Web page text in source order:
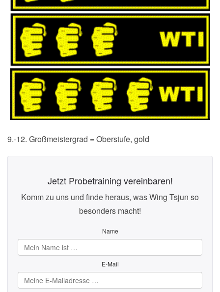
9.-12. Großmeistergrad = Oberstufe, gold
Jetzt Probetraining vereinbaren!
Komm zu uns und finde heraus, was Wing Tsjun so
besonders macht!
Name
E-Mail